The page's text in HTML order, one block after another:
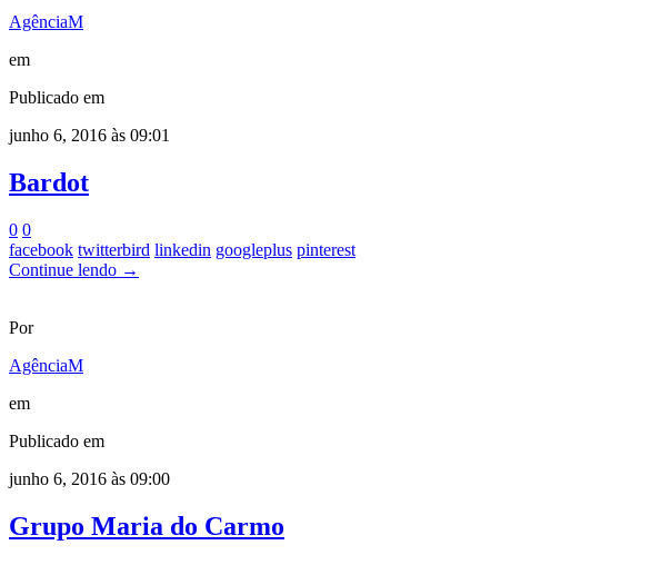
AgênciaM
em
Publicado em
junho 6, 2016 às 09:01
Bardot
0 0
facebook twitterbird linkedin googleplus pinterest
Continue lendo →
Por
AgênciaM
em
Publicado em
junho 6, 2016 às 09:00
Grupo Maria do Carmo